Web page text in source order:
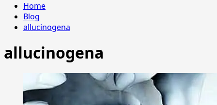
Home
Blog
allucinogena
allucinogena